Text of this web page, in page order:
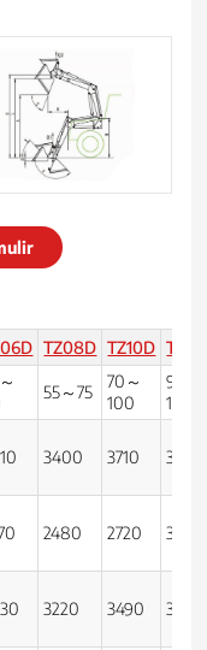
TZ08D TZ10D
55～75
70～
100
90～
140
3400 3710 3970
2480 2720 3000
3220 3490 3770